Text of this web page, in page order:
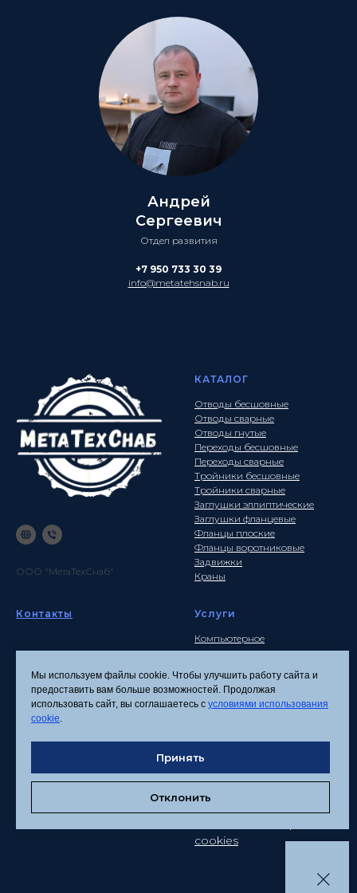
Андрей
Сергеевич
Отдел развития
+7 950 733 30 39
info@metatehsnab.ru
ООО "МетаТехСнаб"
КАТАЛОГ
Отводы бесшовные
Отводы сварные
Отводы гнутые
Переходы бесшовные
Переходы сварные
Тройники бесшовные
Тройники сварные
Заглушки эллиптические
Заглушки фланцевые
Фланцы плоские
Фланцы воротниковые
Задвижки
Краны
Контакты
info@metatehsnab.ru
Услуги
Компьютерное
моделирование
Изделия по чертежам
Политика
конфиденциальности
Согласие на обработку
cookies
Мы используем файлы cookie. Чтобы улучшить работу сайта и
предоставить вам больше возможностей. Продолжая
использовать сайт, вы соглашаетесь с условиями использования
cookie.
Принять
Отклонить